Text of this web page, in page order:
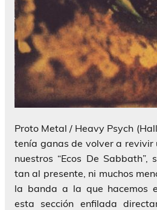
Proto Metal / Heavy Psych
tenía ganas de volver a revivir
nuestros “Ecos De Sabbath”,
tan al presente, ni muchos
la banda a la que hacemos
esta sección enfilada